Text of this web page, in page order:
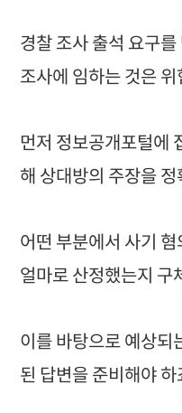
경찰 조사 출석 요구를
조사에 임하는 것은 위
먼저 정보공개포털에
해 상대방의 주장을
어떤 부분에서 사기
얼마로 산정했는지 구
이를 바탕으로 예상되
된 답변을 준비해야 하